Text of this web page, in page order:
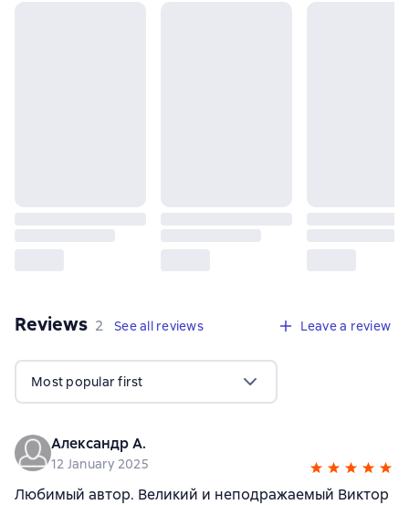
Reviews 2 reviews
2 See all reviews Leave a review
Most popular first
Александр А.
12 January 2025
Любимый автор. Великий и неподражаемый Виктор